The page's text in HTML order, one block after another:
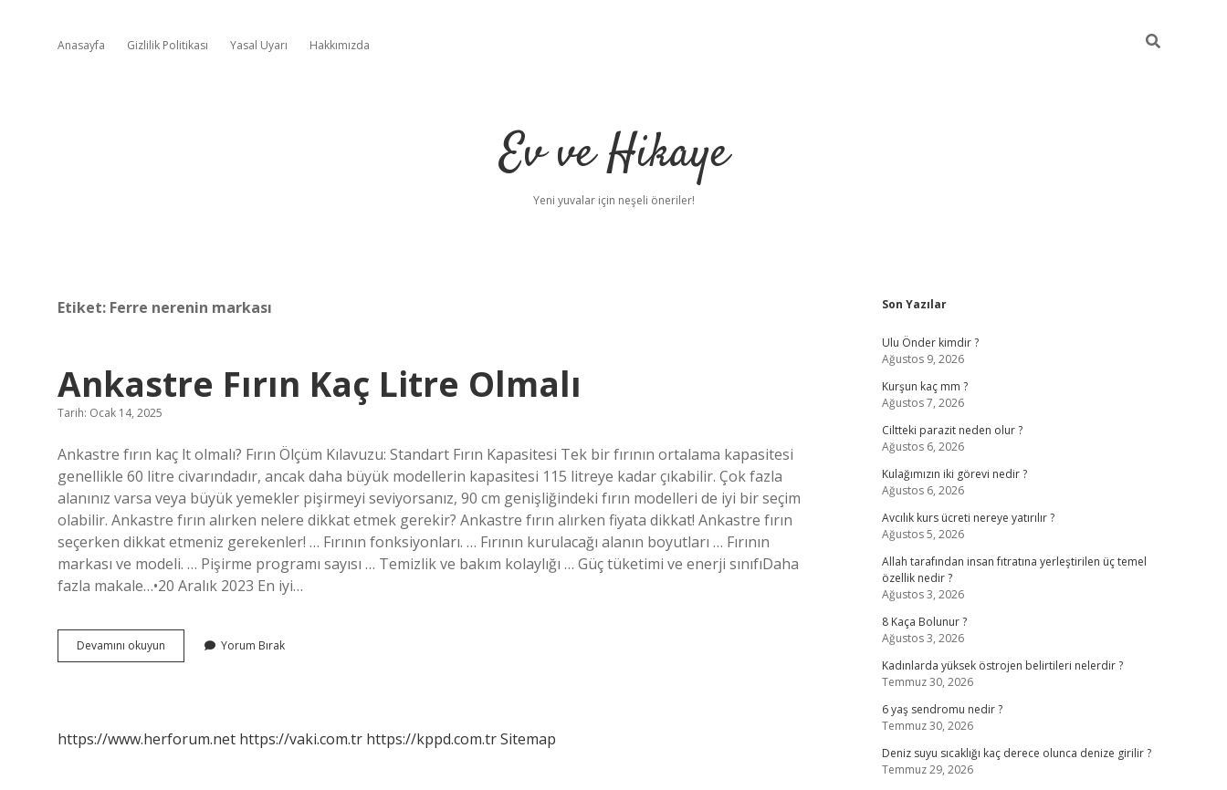
Anasayfa Gizlilik Politikası Yasal Uyarı Hakkımızda
Ev ve Hikaye
Yeni yuvalar için neşeli öneriler!
Etiket: Ferre nerenin markası
Ankastre Fırın Kaç Litre Olmalı
Tarih: Ocak 14, 2025
Ankastre fırın kaç lt olmalı? Fırın Ölçüm Kılavuzu: Standart Fırın Kapasitesi Tek bir fırının ortalama kapasitesi
genellikle 60 litre civarındadır, ancak daha büyük modellerin kapasitesi 115 litreye kadar çıkabilir. Çok fazla
alanınız varsa veya büyük yemekler pişirmeyi seviyorsanız, 90 cm genişliğindeki fırın modelleri de iyi bir seçim
olabilir. Ankastre fırın alırken nelere dikkat etmek gerekir? Ankastre fırın alırken fiyata dikkat! Ankastre fırın
seçerken dikkat etmeniz gerekenler! … Fırının fonksiyonları. … Fırının kurulacağı alanın boyutları … Fırının
markası ve modeli. … Pişirme programı sayısı … Temizlik ve bakım kolaylığı … Güç tüketimi ve enerji sınıfıDaha
fazla makale…•20 Aralık 2023 En iyi…
Devamını okuyun Ankastre
Fırın
Yorum Bırak
https://www.herforum.net https://vaki.com.tr https://kppd.com.trSitemap
Sidebar
Son Yazılar
Ulu Önder kimdir ?
Ağustos 9, 2026
Kurşun kaç mm ?
Ağustos 7, 2026
Ciltteki parazit neden olur ?
Ağustos 6, 2026
Kulağımızın iki görevi nedir ?
Ağustos 6, 2026
Avcılık kurs ücreti nereye yatırılır ?
Ağustos 5, 2026
Allah tarafından insan fıtratına yerleştirilen üç temel
özellik nedir ?
Ağustos 3, 2026
8 Kaça Bolunur ?
Ağustos 3, 2026
Kadınlarda yüksek östrojen belirtileri nelerdir ?
Temmuz 30, 2026
6 yaş sendromu nedir ?
Temmuz 30, 2026
Deniz suyu sıcaklığı kaç derece olunca denize girilir ?
Temmuz 29, 2026